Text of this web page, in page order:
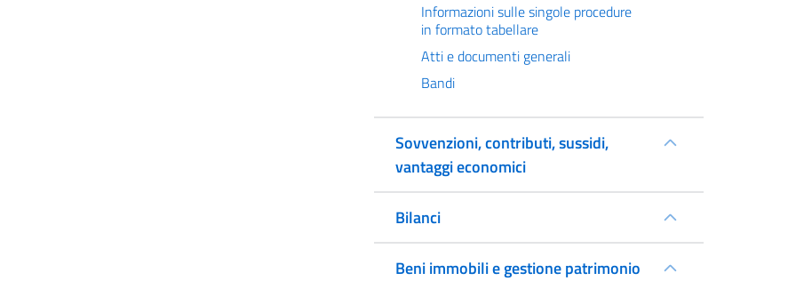
Informazioni sulle singole procedure
in formato tabellare
Atti e documenti generali
Bandi
Sovvenzioni, contributi, sussidi,
vantaggi economici
Bilanci
Beni immobili e gestione patrimonio